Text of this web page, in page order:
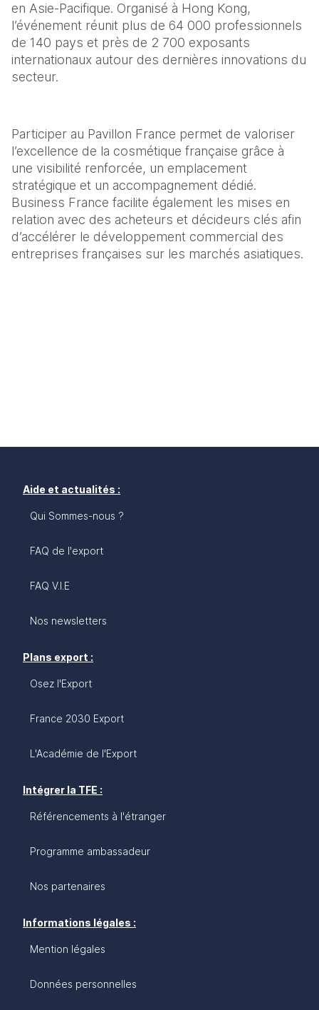
en Asie-Pacifique. Organisé à Hong Kong,
l’événement réunit plus de 64 000 professionnels
de 140 pays et près de 2 700 exposants
internationaux autour des dernières innovations du
secteur.
Participer au Pavillon France permet de valoriser
l’excellence de la cosmétique française grâce à
une visibilité renforcée, un emplacement
stratégique et un accompagnement dédié.
Business France facilite également les mises en
relation avec des acheteurs et décideurs clés afin
d’accélérer le développement commercial des
entreprises françaises sur les marchés asiatiques.
Aide et actualités :
Qui Sommes-nous ?
FAQ de l'export
FAQ V.I.E
Nos newsletters
Plans export :
Osez l'Export
France 2030 Export
L'Académie de l'Export
Intégrer la TFE :
Référencements à l'étranger
Programme ambassadeur
Nos partenaires
Informations légales :
Mention légales
Données personnelles